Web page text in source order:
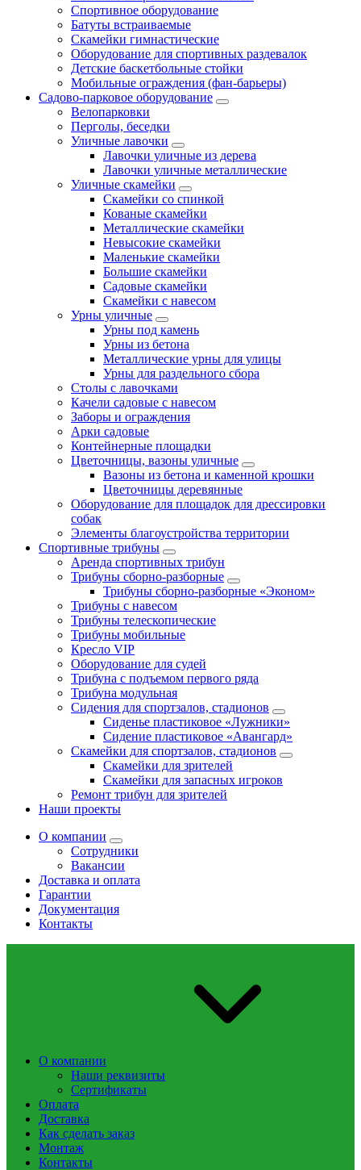
Спортивное оборудование
Батуты встраиваемые
Скамейки гимнастические
Оборудование для спортивных раздевалок
Детские баскетбольные стойки
Мобильные ограждения (фан-барьеры)
Садово-парковое оборудование
Велопарковки
Перголы, беседки
Уличные лавочки
Лавочки уличные из дерева
Лавочки уличные металлические
Уличные скамейки
Скамейки со спинкой
Кованые скамейки
Металлические скамейки
Невысокие скамейки
Маленькие скамейки
Большие скамейки
Садовые скамейки
Скамейки с навесом
Урны уличные
Урны под камень
Урны из бетона
Металлические урны для улицы
Урны для раздельного сбора
Столы с лавочками
Качели садовые с навесом
Заборы и ограждения
Арки садовые
Контейнерные площадки
Цветочницы, вазоны уличные
Вазоны из бетона и каменной крошки
Цветочницы деревянные
Оборудование для площадок для дрессировки
собак
Элементы благоустройства территории
Спортивные трибуны
Аренда спортивных трибун
Трибуны сборно-разборные
Трибуны сборно-разборные «Эконом»
Трибуны с навесом
Трибуны телескопические
Трибуны мобильные
Кресло VIP
Оборудование для судей
Трибуна с подъемом первого ряда
Трибуна модульная
Сидения для спортзалов, стадионов
Сиденье пластиковое «Лужники»
Сидение пластиковое «Авангард»
Скамейки для спортзалов, стадионов
Скамейки для зрителей
Скамейки для запасных игроков
Ремонт трибун для зрителей
Наши проекты
О компании
Сотрудники
Вакансии
Доставка и оплата
Гарантии
Документация
Контакты
О компании
Наши реквизиты
Сертификаты
Оплата
Доставка
Как сделать заказ
Монтаж
Контакты